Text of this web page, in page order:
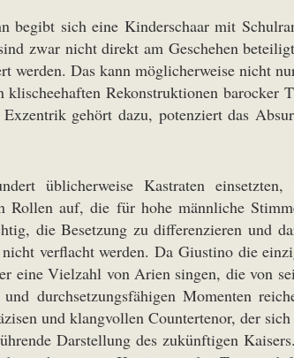
sich eine Kinderschaar mit
zwar nicht direkt am Geschehen
werden. Das kann möglicherweise nicht
Rekonstruktionen barocker
gehört dazu, potenziert das
üblicherweise Kastraten einsetzten,
Rollen auf, die für hohe männliche
die Besetzung zu differenzieren und
verflacht werden. Da Giustino die
eine Vielzahl von Arien singen, die von
durchsetzungsfähigen Momenten
und klangvollen Countertenor, der
Darstellung des zukünftigen